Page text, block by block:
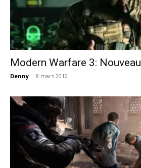
Modern Warfare 3:
Denny - 8 mars 2012